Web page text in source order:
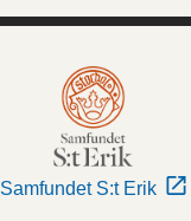
Samfundet S:t Erik